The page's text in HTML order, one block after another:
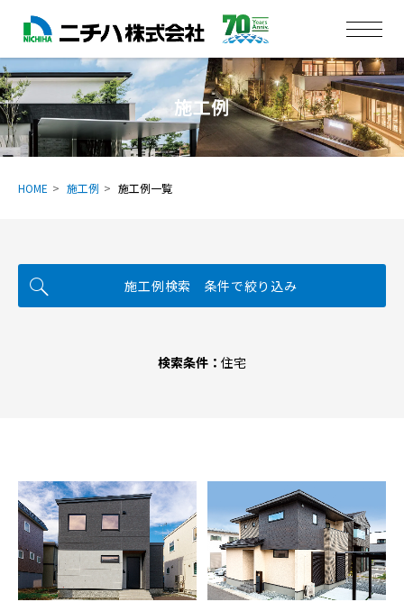
施工例
HOME 施工例 施工例一覧
施工例検索 条件で絞り込み
検索条件： 住宅